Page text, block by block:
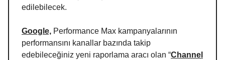
edilebilecek.
Google, Performance Max kampanyalarının
performansını kanallar bazında takip
edebileceğiniz yeni raporlama aracı olan “Channel